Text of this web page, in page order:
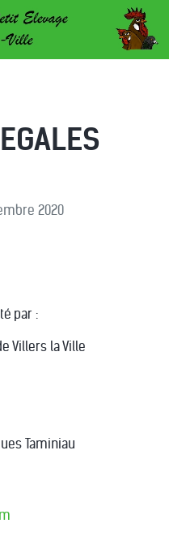
2020
par :
Villers la Ville
Taminiau